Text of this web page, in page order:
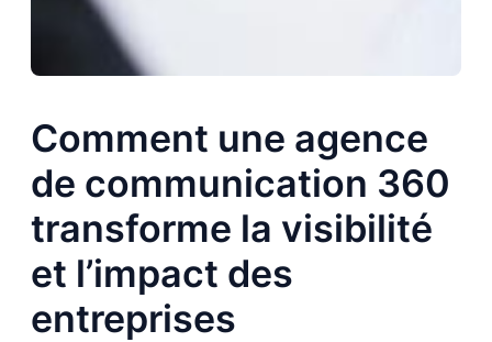
Comment une agence
de communication 360
transforme la visibilité
et l’impact des
entreprises